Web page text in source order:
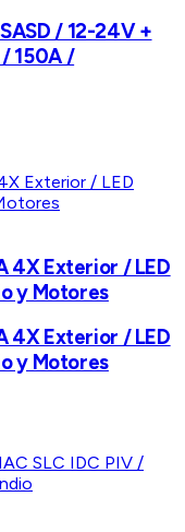
/ 12-24V +
150A /
4X Exterior / LED
y Motores
4X Exterior / LED
y Motores